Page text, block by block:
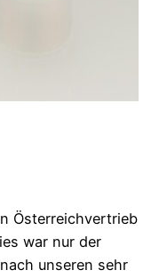
Österreichvertrieb
war nur der
unseren sehr